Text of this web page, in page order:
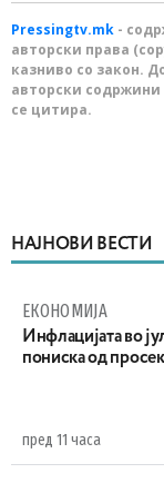
Pressingtv.mk -
авторски права
казниво со закон.
авторски содржини
се цитира.
НАЈНОВИ ВЕСТИ
ЕКОНОМИЈА
Инфлацијата во
пониска од
пред 11 часа